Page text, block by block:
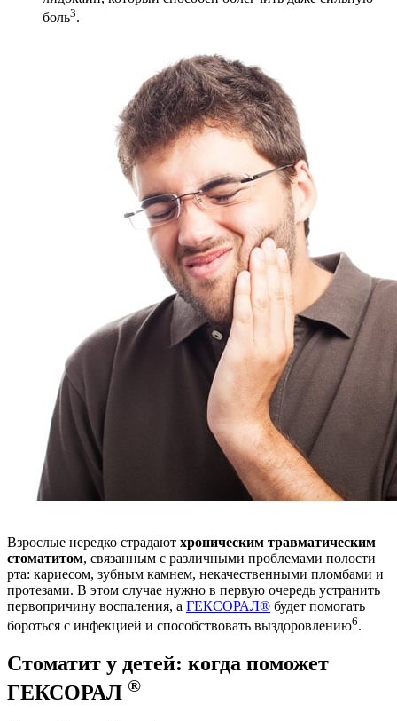
боль3.
Взрослые нередко страдают хроническим травматическим
стоматитом, связанным с различными проблемами полости
рта: кариесом, зубным камнем, некачественными пломбами и
протезами. В этом случае нужно в первую очередь устранить
первопричину воспаления, а ГЕКСОРАЛ® будет помогать
бороться с инфекцией и способствовать выздоровлению6.
Стоматит у детей: когда поможет
ГЕКСОРАЛ ®